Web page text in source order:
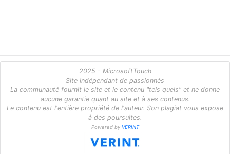
2025 - MicrosoftTouch
Site indépendant de passionnés
La communauté fournit le site et le contenu "tels quels" et ne donne
aucune garantie quant au site et à ses contenus.
Le contenu est l'entière propriété de l'auteur. Son plagiat vous expose
à des poursuites.
Powered by VERINT